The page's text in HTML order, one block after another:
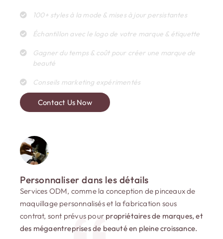
100+ styles à la mode & mises à jour persistantes
Échantillon avec le logo de votre marque & étiquette
Gagner du temps & coût pour créer une marque de
beauté
Conseils marketing expérimentés
Contact Us Now
Personnaliser dans les détails
Services ODM, comme la conception de pinceaux de
maquillage personnalisés et la fabrication sous
contrat, sont prévus pour propriétaires de marques, et
des mégaentreprises de beauté en pleine croissance.